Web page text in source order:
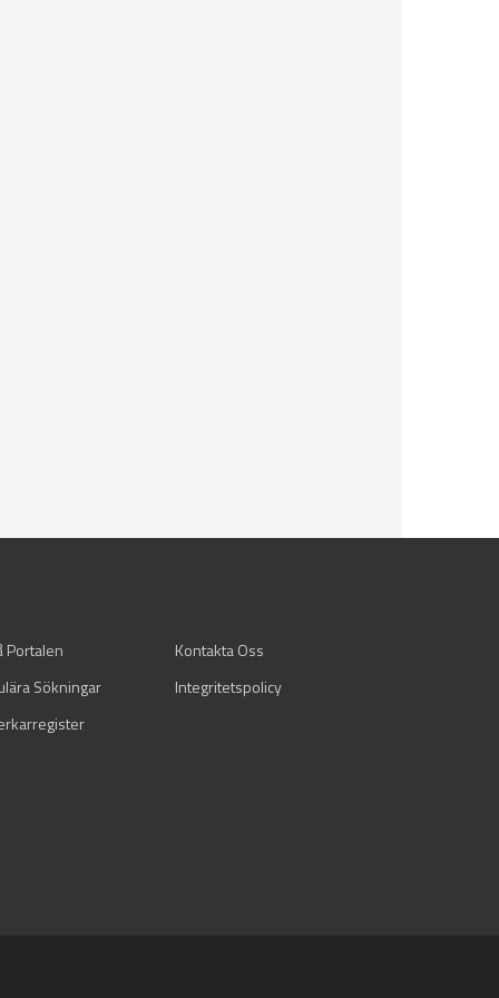
Portalen
Kontakta Oss
Sökningar
Integritetspolicy